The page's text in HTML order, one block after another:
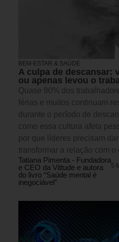
BEM-ESTAR & SAÚDE
A culpa de descansar:
ou apenas levou o
Quase 80% dos
férias e muitos continuam
durante o período de
como essa cultura afeta
por que líderes precisam
transformar a relação com o
Tatiana Pimenta - Fundadora
e CEO da Vittude e autora
do livro “Saúde mental é
inegociável”
5